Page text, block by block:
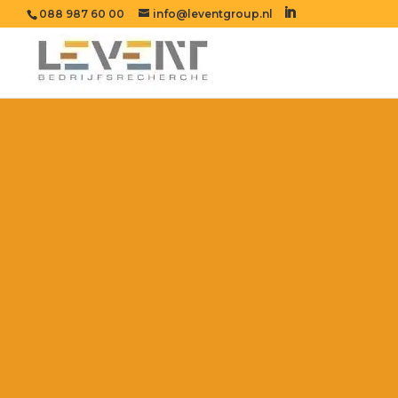
088 987 60 00 info@leventgroup.nl